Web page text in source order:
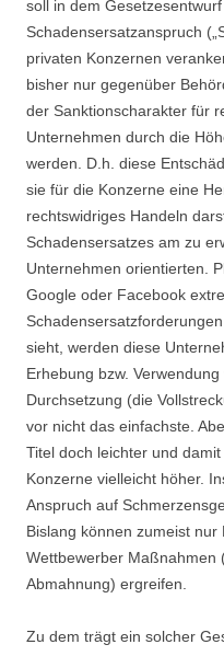
soll in dem
Schadensersatzanspruch
privaten Konzernen
bisher nur gegenüber
der Sanktionscharakter für
Unternehmen durch die
werden. D.h. diese
sie für die Konzerne eine
rechtswidriges Handeln
Schadensersatzes am zu
Unternehmen orientierten.
Google oder Facebook
sieht, werden diese
Erhebung bzw.
Durchsetzung (die
vor nicht das einfachste.
Titel doch leichter und
Konzerne vielleicht höher.
Anspruch auf
Bislang können zumeist
Wettbewerber Maßnahmen
Abmahnung) ergreifen.
Zu dem trägt ein solcher